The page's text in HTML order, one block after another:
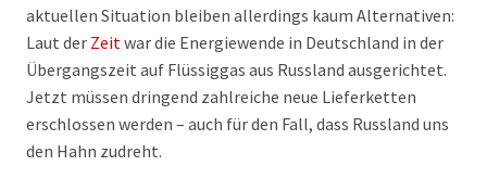
aktuellen Situation bleiben allerdings kaum Alternativen:
Laut der Zeitwar die Energiewende in Deutschland in der
Übergangszeit auf Flüssiggas aus Russland ausgerichtet.
Jetzt müssen dringend zahlreiche neue Lieferketten
erschlossen werden – auch für den Fall, dass Russland uns
den Hahn zudreht.